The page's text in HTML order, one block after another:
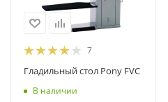
7
Гладильный стол Pony FVC
В наличии